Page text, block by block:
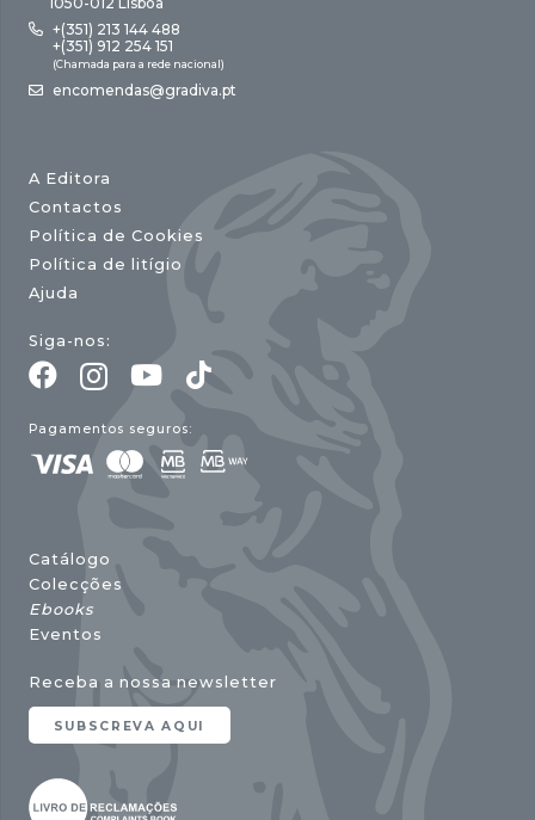
+(351) 213 144 488
+(351) 912 254 151
(Chamada para a rede nacional)
encomendas@gradiva.pt
A Editora
Contactos
Política de Cookies
Política de litígio
Ajuda
Siga-nos:
Pagamentos seguros:
Catálogo
Colecções
Ebooks
Eventos
Receba a nossa newsletter
SUBSCREVA AQUI